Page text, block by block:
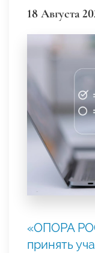
18 Августа
«ОПОРА
принять